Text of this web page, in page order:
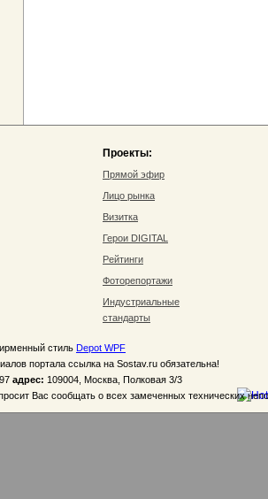
Проекты:
Прямой эфир
Лицо рынка
Визитка
Герои DIGITAL
Рейтинги
Фоторепортажи
Индустриальные
стандарты
стиль Depot WPF
портала ссылка на Sostav.ru обязательна!
адрес: 109004, Москва, Полковая 3/3
Вас сообщать о всех замеченных технических